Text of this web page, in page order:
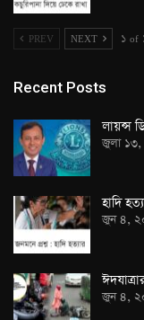
PREV NEXT ১ of
Recent Posts
লায়ন্স
জুলা
হাদি
জুন ৪,
জুন ৪,